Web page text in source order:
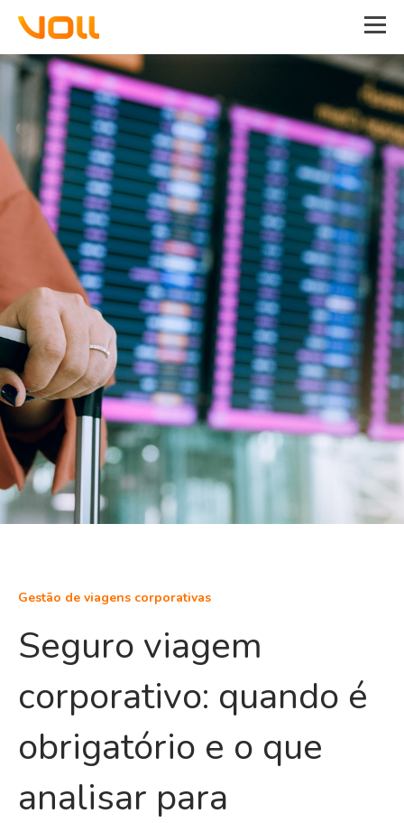
Gestão de viagens corporativas
Seguro viagem
corporativo: quando é
obrigatório e o que
analisar para